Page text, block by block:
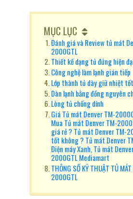
MỤC LỤC
Đánh giá và Review tủ mát
2000GTL
Thiết kế dạng tủ đứng hiện
Công nghệ làm lạnh gián tiếp
Lớp thành tủ dày giữ nhiệt tốt
Dàn lạnh bằng đồng nguyên
Lòng tủ chống dính
Giá Tủ mát Denver TM-
Mua Tủ mát Denver TM-
giá rẻ ? Tủ mát Denver TM-
tốt không ? Tủ mát Denver
Điện máy Xanh, Tủ mát
2000GTL Mediamart
THÔNG SỐ KỸ THUẬT TỦ
2000GTL